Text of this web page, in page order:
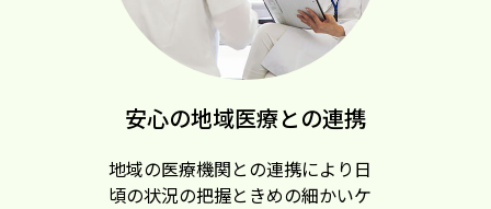
安心の地域医療との連携
地域の医療機関との連携により日
頃の状況の把握ときめの細かいケ